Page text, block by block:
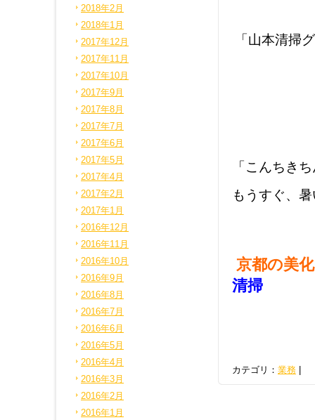
「山本清掃
「こんちき
もうすぐ、
京都の美
清掃
カテゴリ： 業務
2018年2月
2018年1月
2017年12月
2017年11月
2017年10月
2017年9月
2017年8月
2017年7月
2017年6月
2017年5月
2017年4月
2017年2月
2017年1月
2016年12月
2016年11月
2016年10月
2016年9月
2016年8月
2016年7月
2016年6月
2016年5月
2016年4月
2016年3月
2016年2月
2016年1月